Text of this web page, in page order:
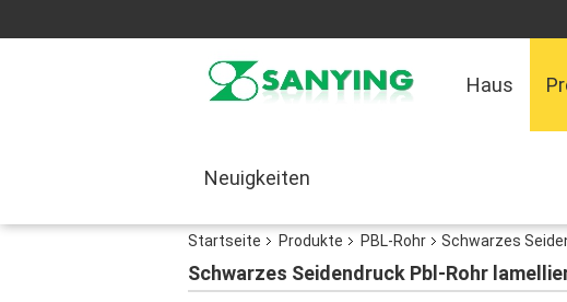
Haus
Neuigkeiten
Startseite Produkte PBL-Rohr Schwarzes
Schwarzes Seidendruck Pbl-Rohr